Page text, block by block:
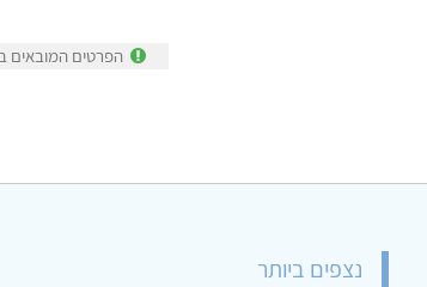
הפרטים המובאים
נצפים ביותר